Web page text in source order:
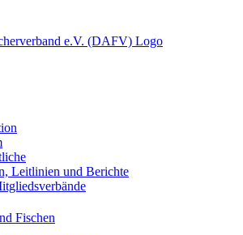
Leitlinien und Berichte
Fischen